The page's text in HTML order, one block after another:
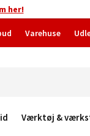
her!
Varehuse
Værktøj &